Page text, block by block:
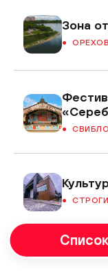
Зона
Список